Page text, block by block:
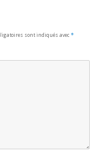
sont indiqués avec*